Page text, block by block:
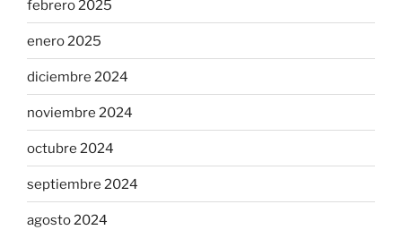
febrero 2025
enero 2025
diciembre 2024
noviembre 2024
octubre 2024
septiembre 2024
agosto 2024